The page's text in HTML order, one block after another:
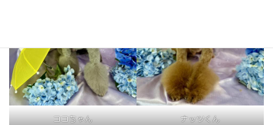
ココちゃん ナッツくん